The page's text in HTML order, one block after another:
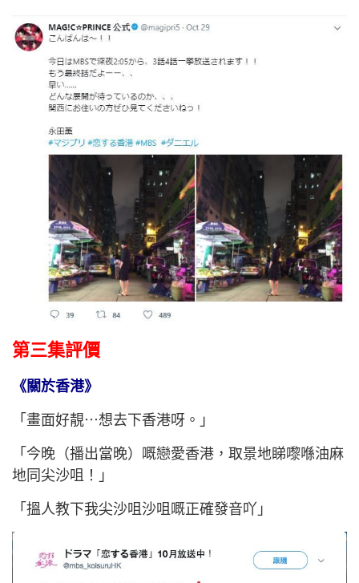
第三集評價
《關於香港》
「畫面好靚⋯想去下香港呀。」
「今晚（播出當晚）嘅戀愛香港，取景地睇嚟喺油麻
地同尖沙咀！」
「搵人教下我尖沙咀沙咀嘅正確發音吖」